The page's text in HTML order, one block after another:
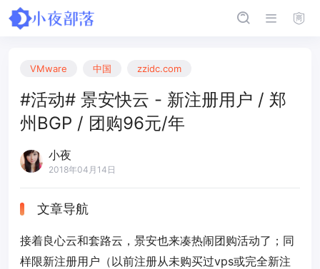
VMware 中国 zzidc.com
#活动# 景安快云 - 新注册用户 / 郑
州BGP / 团购96元/年
小夜
2018年04月14日
文章导航
接着良心云和套路云，景安也来凑热闹团购活动了；同
样限新注册用户（以前注册从未购买过vps或完全新注